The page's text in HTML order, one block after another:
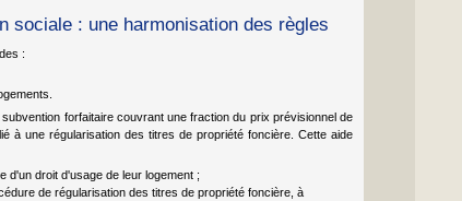
sociale : une harmonisation des règles
:
forfaitaire couvrant une fraction du prix prévisionnel de
à une régularisation des titres de propriété foncière. Cette aide
d'un droit d'usage de leur logement ;
de régularisation des titres de propriété foncière, à